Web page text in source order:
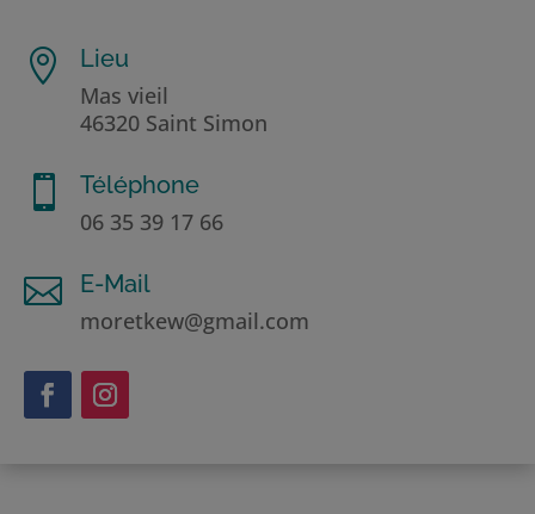

Lieu
Mas vieil
46320 Saint Simon

Téléphone
06 35 39 17 66

E-Mail
moretkew@gmail.com